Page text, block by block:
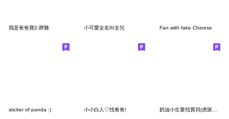
我是爸爸寶2-胖雞 小可愛女友叫女兒 Fan with fake Chinese
sticker of panda :) 小小白人♡找爸爸! 奶油小生要找寶貝(虎斑貓)粉